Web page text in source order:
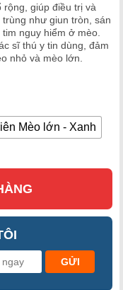
rộng, giúp điều trị và
như giun tròn, sán
nguy hiểm ở mèo.
sĩ thú y tin dùng, đảm
nhỏ và mèo lớn.
Mèo lớn - Xanh